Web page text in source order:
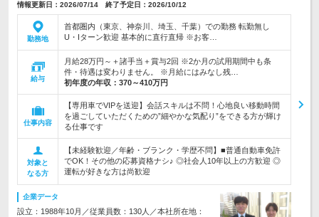
情報更新日：2026/07/14 終了予定日：2026/10/12
勤務地
首都圏内（東京、神奈川、埼玉、千葉）での勤務 転勤無し
U・Iターン歓迎 基本的に直行直帰 ※お客…
給与
月給28万円～＋諸手当＋賞与2回 ※2か月の試用期間中も条
件・待遇は変わりません。 ※月給にはみなし残…
初年度の年収： 370～410万円
仕事内容
【専用車でVIPを送迎】会話スキルは不問！心地良い移動時間
を過ごしていただくための”細やかな気配り”をできる方が輝け
る仕事です
対象と
なる方
【未経験歓迎／年齢・ブランク・学歴不問】■普通自動車免許
でOK！その他の応募資格ナシ♪ ◎社会人10年以上の方歓迎 ◎
運転が好きな方は尚歓迎
企業データ
設立：1988年10月／従業員数：130人／本社所在地：